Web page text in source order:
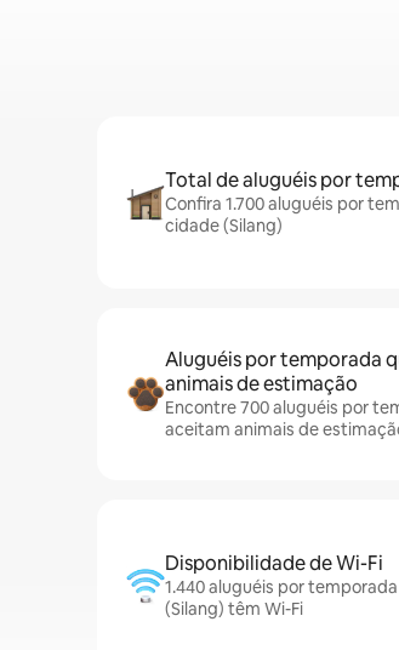
Total de aluguéis por
Confira 1.700 aluguéis por
cidade (Silang)
Aluguéis por temporada
animais de estimação
Encontre 700 aluguéis por
aceitam animais de
Disponibilidade de Wi-Fi
1.440 aluguéis por
(Silang) têm Wi-Fi